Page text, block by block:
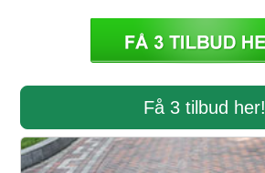
Få 3 tilbud her!